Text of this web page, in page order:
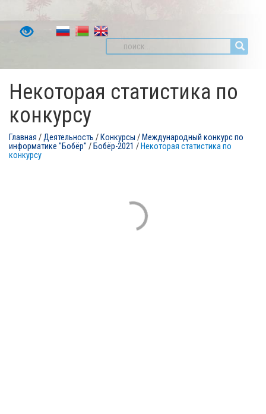
Некоторая статистика по
конкурсу
Главная /Деятельность / Конкурсы / Международный конкурс по
информатике "Бобёр" / Бобёр-2021 / Некоторая статистика по
конкурсу